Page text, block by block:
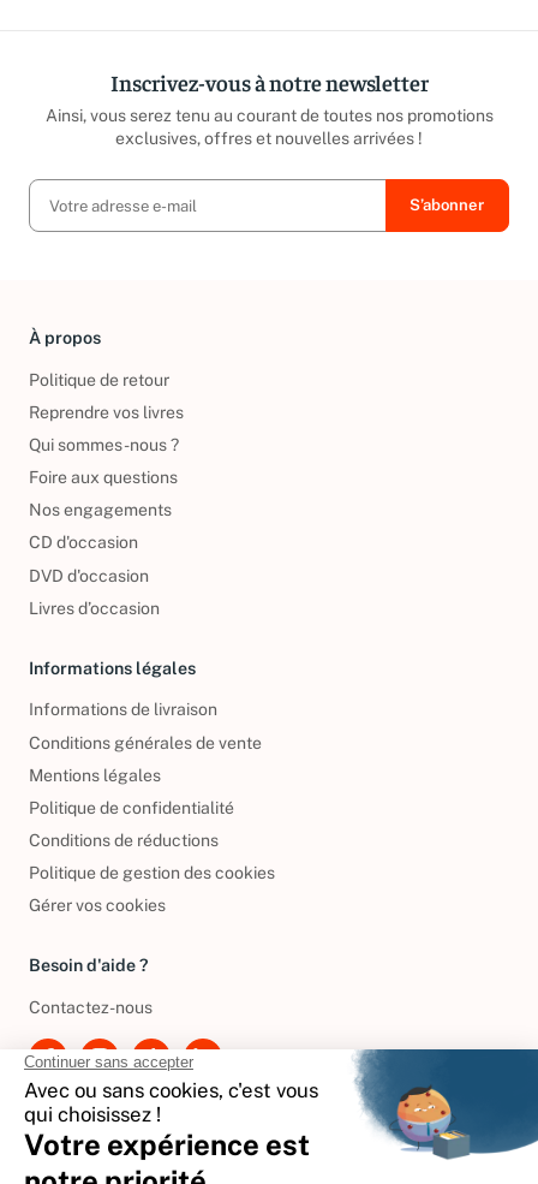
Inscrivez-vous à notre newsletter
Ainsi, vous serez tenu au courant de toutes nos promotions
exclusives, offres et nouvelles arrivées !
À propos
Politique de retour
Reprendre vos livres
Qui sommes-nous ?
Foire aux questions
Nos engagements
CD d'occasion
DVD d'occasion
Livres d’occasion
Informations légales
Informations de livraison
Conditions générales de vente
Mentions légales
Politique de confidentialité
Conditions de réductions
Politique de gestion des cookies
Gérer vos cookies
Besoin d'aide ?
Contactez-nous
International
🇪🇸 Espagne